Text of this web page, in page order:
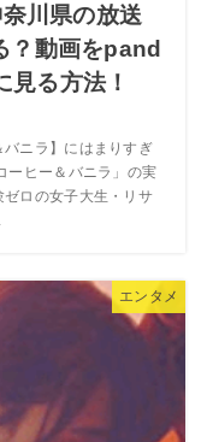
川県の放送
？動画をpand
る方法！
ニラ】にはまりすぎ
ーヒー＆バニラ」の実
ロの女子大生・リサ
エンタメ